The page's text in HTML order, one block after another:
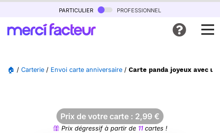
particulier professionnel
🏠 / Carterie / Envoi carte anniversaire / Carte panda joyeux avec
Prix de votre carte : 2,99 €
Prix dégressif à partir de 11cartes !